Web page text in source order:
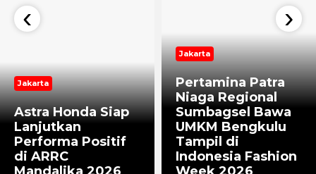
Jakarta
Astra Honda Siap
Lanjutkan
Performa Positif
di ARRC
Mandalika 2026
Jakarta
Pertamina Patra
Niaga Regional
Sumbagsel Bawa
UMKM Bengkulu
Tampil di
Indonesia Fashion
Week 2026
‹ ›